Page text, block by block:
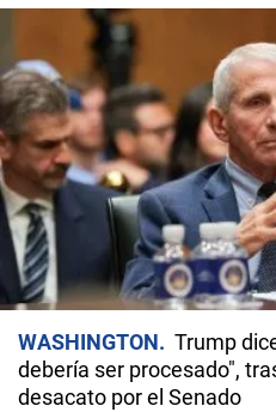
WASHINGTON
Trump
debería ser procesado",
desacato por el Senado